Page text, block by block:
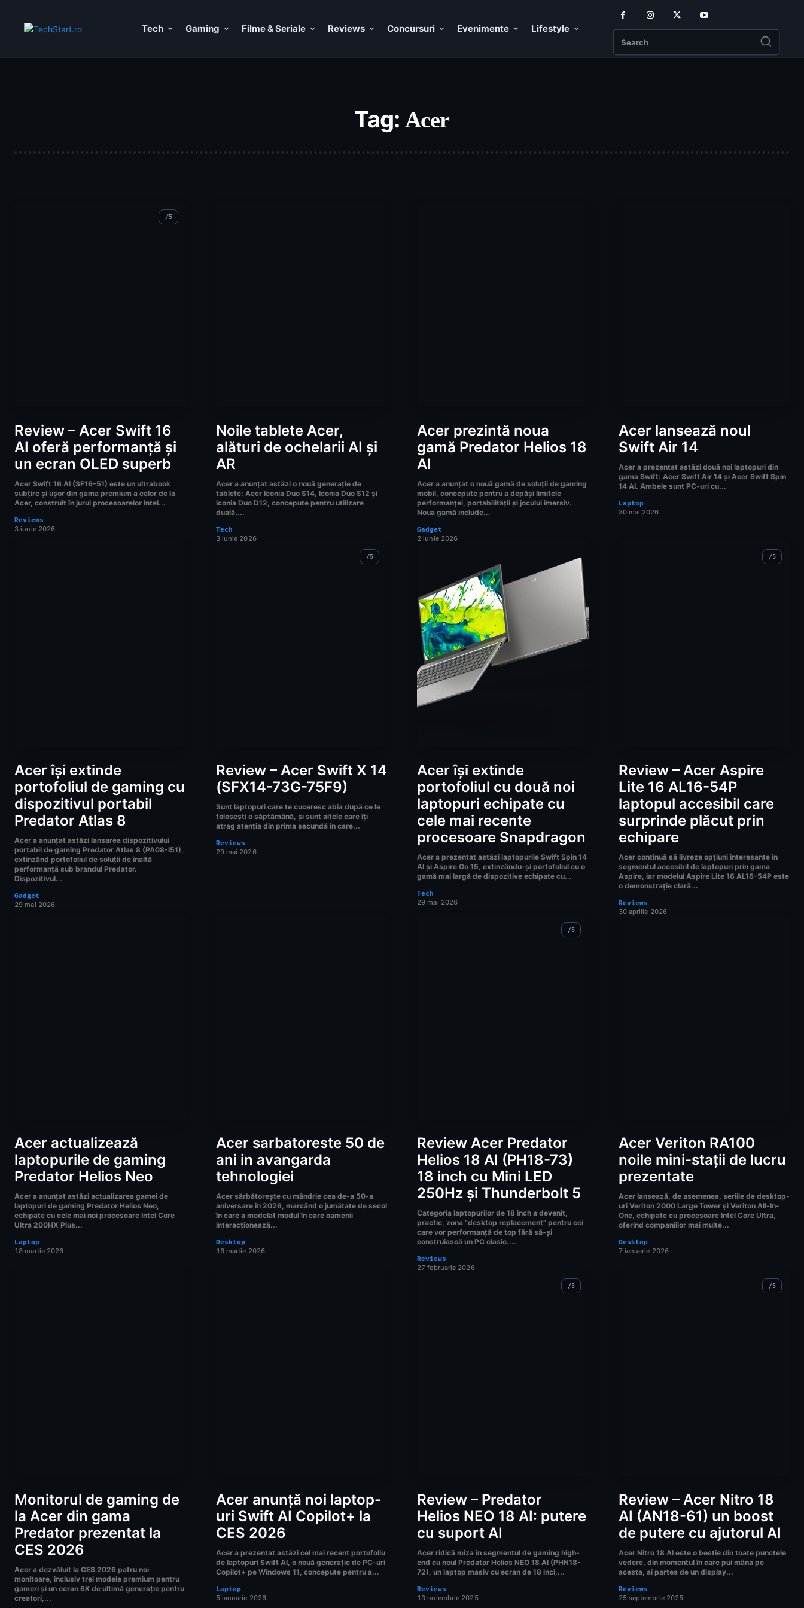
Tech Gaming Filme & Seriale Reviews Concursuri Evenimente Lifestyle
Search
Tag: Acer
Review – Acer Swift 16
AI oferă performanță și
un ecran OLED superb
Acer Swift 16 AI (SF16-51) este un ultrabook
subțire și ușor din gama premium a celor de la
Acer, construit în jurul procesoarelor Intel...
Reviews
3 iunie 2026
Noile tablete Acer,
alături de ochelarii AI și
AR
Acer a anunțat astăzi o nouă generație de
tablete: Acer Iconia Duo S14, Iconia Duo S12 și
Iconia Duo D12, concepute pentru utilizare
duală,...
Tech
3 iunie 2026
Acer prezintă noua
gamă Predator Helios 18
AI
Acer a anunțat o nouă gamă de soluții de gaming
mobil, concepute pentru a depăși limitele
performanței, portabilității și jocului imersiv.
Noua gamă include...
Gadget
2 iunie 2026
Acer lansează noul
Swift Air 14
Acer a prezentat astăzi două noi laptopuri din
gama Swift: Acer Swift Air 14 și Acer Swift Spin
14 AI. Ambele sunt PC-uri cu...
Laptop
30 mai 2026
Acer își extinde
portofoliul de gaming cu
dispozitivul portabil
Predator Atlas 8
Acer a anunțat astăzi lansarea dispozitivului
portabil de gaming Predator Atlas 8 (PA08-I51),
extinzând portofoliul de soluții de înaltă
performanță sub brandul Predator.
Dispozitivul...
Gadget
29 mai 2026
Review – Acer Swift X 14
(SFX14-73G-75F9)
Sunt laptopuri care te cuceresc abia după ce le
folosești o săptămână, și sunt altele care îți
atrag atenția din prima secundă în care...
Reviews
29 mai 2026
Acer își extinde
portofoliul cu două noi
laptopuri echipate cu
cele mai recente
procesoare Snapdragon
Acer a prezentat astăzi laptopurile Swift Spin 14
AI și Aspire Go 15, extinzându-și portofoliul cu o
gamă mai largă de dispozitive echipate cu...
Tech
29 mai 2026
Review – Acer Aspire
Lite 16 AL16-54P
laptopul accesibil care
surprinde plăcut prin
echipare
Acer continuă să livreze opțiuni interesante în
segmentul accesibil de laptopuri prin gama
Aspire, iar modelul Aspire Lite 16 AL16-54P este
o demonstrație clară...
Reviews
30 aprilie 2026
Acer actualizează
laptopurile de gaming
Predator Helios Neo
Acer a anunțat astăzi actualizarea gamei de
laptopuri de gaming Predator Helios Neo,
echipate cu cele mai noi procesoare Intel Core
Ultra 200HX Plus...
Laptop
18 martie 2026
Acer sarbatoreste 50 de
ani in avangarda
tehnologiei
Acer sărbătorește cu mândrie cea de-a 50-a
aniversare în 2026, marcând o jumătate de secol
în care a modelat modul în care oamenii
interacționează...
Desktop
16 martie 2026
Review Acer Predator
Helios 18 AI (PH18-73)
18 inch cu Mini LED
250Hz și Thunderbolt 5
Categoria laptopurilor de 18 inch a devenit,
practic, zona “desktop replacement” pentru cei
care vor performanță de top fără să-și
construiască un PC clasic....
Reviews
27 februarie 2026
Acer Veriton RA100
noile mini-stații de lucru
prezentate
Acer lansează, de asemenea, seriile de desktop-
uri Veriton 2000 Large Tower și Veriton All-In-
One, echipate cu procesoare Intel Core Ultra,
oferind companiilor mai multe...
Desktop
7 ianuarie 2026
Monitorul de gaming de
la Acer din gama
Predator prezentat la
CES 2026
Acer a dezvăluit la CES 2026 patru noi
monitoare, inclusiv trei modele premium pentru
gameri și un ecran 6K de ultimă generație pentru
creatori,...
Acer anunță noi laptop-
uri Swift AI Copilot+ la
CES 2026
Acer a prezentat astăzi cel mai recent portofoliu
de laptopuri Swift AI, o nouă generație de PC-uri
Copilot+ pe Windows 11, concepute pentru a...
Laptop
5 ianuarie 2026
Review – Predator
Helios NEO 18 AI: putere
cu suport AI
Acer ridică miza în segmentul de gaming high-
end cu noul Predator Helios NEO 18 AI (PHN18-
72), un laptop masiv cu ecran de 18 inci,...
Reviews
13 noiembrie 2025
Review – Acer Nitro 18
AI (AN18-61) un boost
de putere cu ajutorul AI
Acer Nitro 18 AI este o bestie din toate punctele
vedere, din momentul în care pui mâna pe
acesta, ai partea de un display...
Reviews
25 septembrie 2025